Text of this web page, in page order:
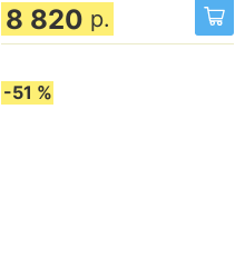
8 820 р.
-51 %